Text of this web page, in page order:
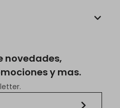
novedades,
y mas.